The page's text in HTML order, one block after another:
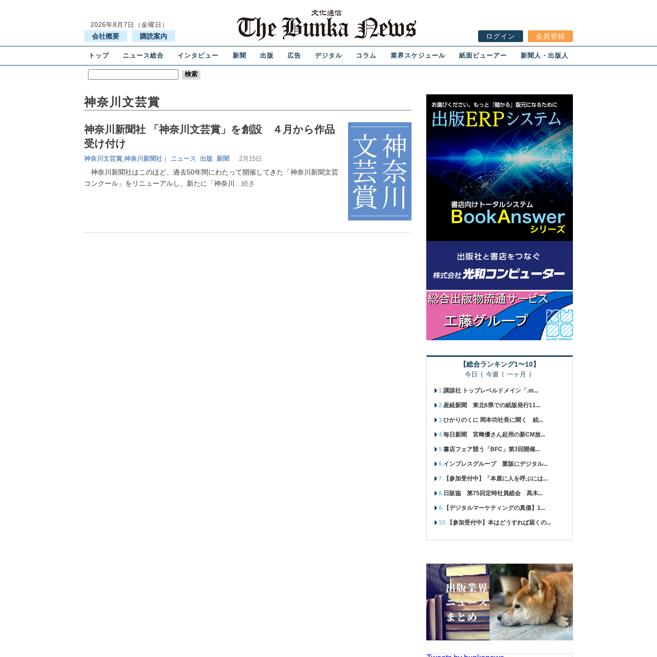
2026年8月7日（金曜日）
会社概要 購読案内 ログイン 会員登録
トップ ニュース総合 インタビュー 新聞 出版 広告 デジタル コラム 業界スケジュール 紙面ビューアー 新聞人・出版人
神奈川文芸賞
神奈川新聞社 「神奈川文芸賞」を創設 ４月から作品
受け付け
神奈川文芸賞,神奈川新聞社 ｜ ニュース 出版 新聞 2月15日
神奈川新聞社はこのほど、過去50年間にわたって開催してきた「神奈川新聞文芸
コンクール」をリニューアルし、新たに「神奈川
…続き
【総合ランキング1〜10】
今日 今週 一ヶ月
講談社 トップレベルドメイン「.m...
産経新聞 東北6県での紙版発行11...
ひかりのくに 岡本功社長に聞く 絵...
毎日新聞 宮﨑優さん起用の新CM放...
書店フェア競う「BFC」第3回開催...
インプレスグループ 重版にデジタル...
【参加受付中】「本屋に人を呼ぶには...
日販協 第75回定時社員総会 髙木...
【デジタルマーケティングの真価】1...
【参加受付中】本はどうすれば届くの...